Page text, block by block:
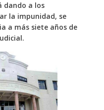
dando a los
la impunidad, se
a más siete años de